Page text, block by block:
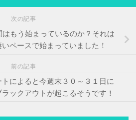
次の記事
もう始まっているのか？それは
ペースで始まっていました！
前の記事
によると今週末３０～３１日に
ックアウトが起こるそうです！